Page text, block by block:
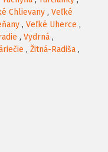
Chlievany , Veľké
, Veľké Uherce ,
, Vydrná ,
, Žitná-Radiša ,